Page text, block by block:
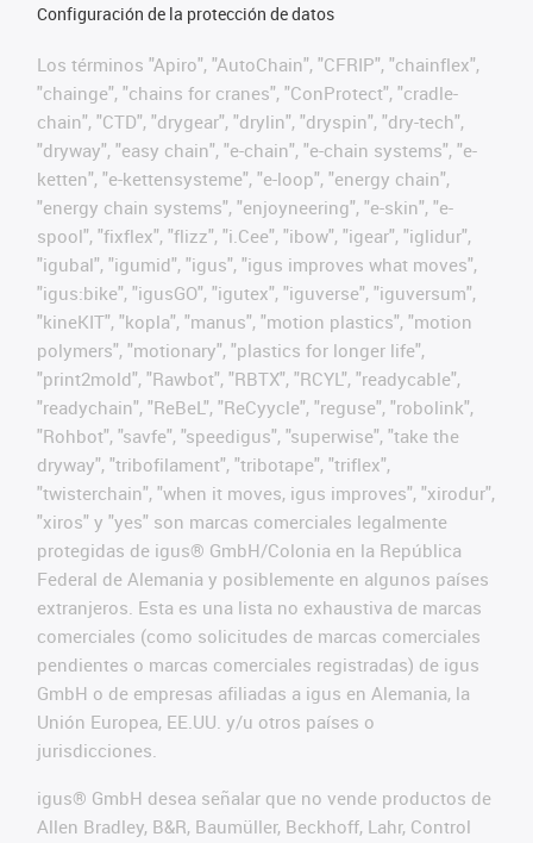
Configuración de la protección de datos
Los términos "Apiro", "AutoChain", "CFRIP", "chainflex",
"chainge", "chains for cranes", "ConProtect", "cradle-
chain", "CTD", "drygear", "drylin", "dryspin", "dry-tech",
"dryway", "easy chain", "e-chain", "e-chain systems", "e-
ketten", "e-kettensysteme", "e-loop", "energy chain",
"energy chain systems", "enjoyneering", "e-skin", "e-
spool", "fixflex", "flizz", "i.Cee", "ibow", "igear", "iglidur",
"igubal", "igumid", "igus", "igus improves what moves",
"igus:bike", "igusGO", "igutex", "iguverse", "iguversum",
"kineKIT", "kopla", "manus", "motion plastics", "motion
polymers", "motionary", "plastics for longer life",
"print2mold", "Rawbot", "RBTX", "RCYL", "readycable",
"readychain", "ReBeL", "ReCyycle", "reguse", "robolink",
"Rohbot", "savfe", "speedigus", "superwise", "take the
dryway", "tribofilament", "tribotape", "triflex",
"twisterchain", "when it moves, igus improves", "xirodur",
"xiros" y "yes" son marcas comerciales legalmente
protegidas de igus® GmbH/Colonia en la República
Federal de Alemania y posiblemente en algunos países
extranjeros. Esta es una lista no exhaustiva de marcas
comerciales (como solicitudes de marcas comerciales
pendientes o marcas comerciales registradas) de igus
GmbH o de empresas afiliadas a igus en Alemania, la
Unión Europea, EE.UU. y/u otros países o
jurisdicciones.
igus® GmbH desea señalar que no vende productos de
Allen Bradley, B&R, Baumüller, Beckhoff, Lahr, Control